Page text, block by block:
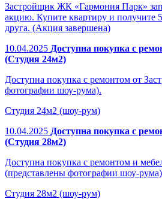
Застройщик ЖК «Гармония Парк»
акцию. Купите квартиру и получите
друга. (Акция завершена)
10.04.2025 Доступна покупка с
(Студия 24м2)
Доступна покупка с ремонтом от
фотографии шоу-рума).
Студия 24м2 (шоу-рум)
10.04.2025 Доступна покупка с
(Студия 28м2)
Доступна покупка с ремонтом и
(представлены фотографии шоу-
Студия 28м2 (шоу-рум)